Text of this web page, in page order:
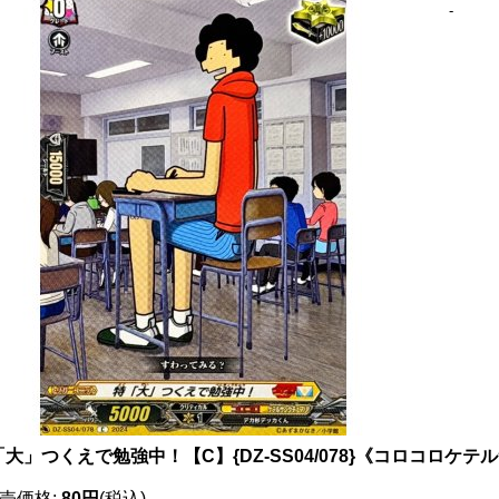
-
大」つくえで勉強中！【C】{DZ-SS04/078}《コロコロケテル